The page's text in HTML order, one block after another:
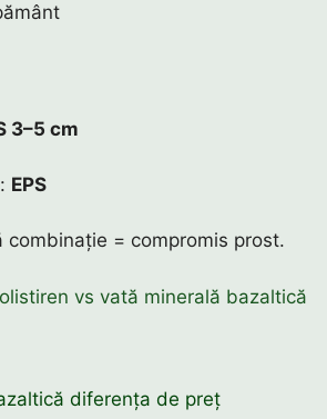
3–5 cm
EPS
combinație = compromis prost.
vs vată minerală bazaltică
diferența de preț